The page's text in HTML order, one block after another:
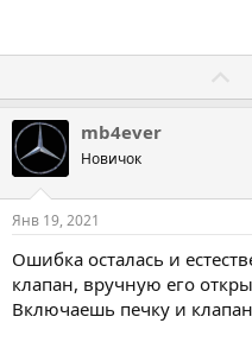
с
т
mb4ever
Новичок
Янв 19, 2021
Ошибка осталась и
клапан, вручную его
Включаешь печку и